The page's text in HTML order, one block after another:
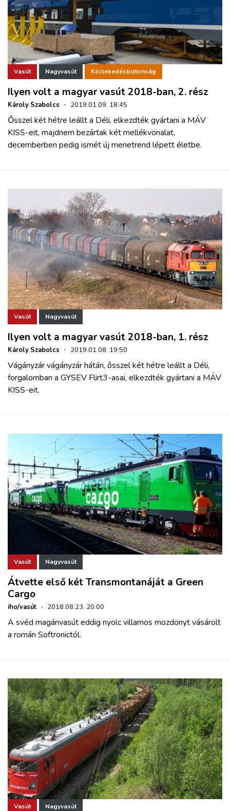
Vasút Nagyvasút Közlekedésbiztonság
Ilyen volt a magyar vasút 2018-ban, 2. rész
Károly Szabolcs · 2019.01.09. 18:45
Ősszel két hétre leállt a Déli, elkezdték gyártani a MÁV
KISS-eit, majdnem bezártak két mellékvonalat,
decemberben pedig ismét új menetrend lépett életbe.
Vasút Nagyvasút
Ilyen volt a magyar vasút 2018-ban, 1. rész
Károly Szabolcs · 2019.01.08. 19:50
Vágányzár vágányzár hátán, ősszel két hétre leállt a Déli,
forgalomban a GYSEV Flirt3-asai, elkezdték gyártani a MÁV
KISS-eit.
Vasút Nagyvasút
Átvette első két Transmontanáját a Green
Cargo
iho/vasút · 2018.08.23. 20:00
A svéd magánvasút eddig nyolc villamos mozdonyt vásárolt
a román Softronictól.
Vasút Nagyvasút